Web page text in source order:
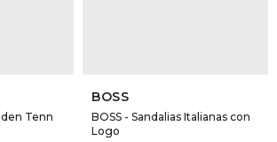
Tenn
BOSS
BOSS - Sandalias Italianas con
Logo